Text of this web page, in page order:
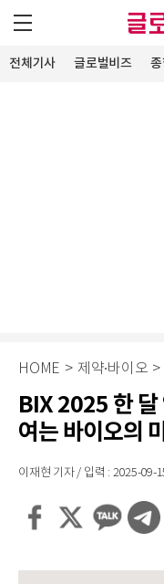
전체기사 글로벌비즈
HOME > 제약∙바이오 >
BIX 2025 한
여는 바이오의
이재현 기자 / 입력 : 2025-09-